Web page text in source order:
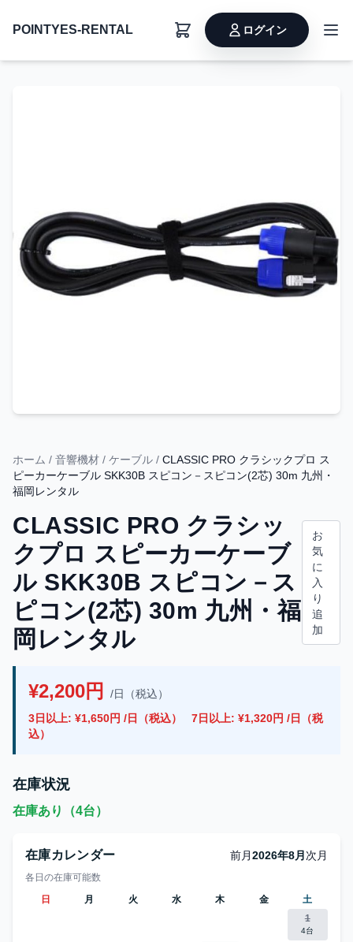
POINTYES-RENTAL ログイン
ホーム / 音響機材 / ケーブル / CLASSIC PRO クラシックプロ ス
ピーカーケーブル SKK30B スピコン－スピコン(2芯) 30m 九州・
福岡レンタル
CLASSIC PRO クラシッ
クプロ スピーカーケーブ
ル SKK30B スピコン－ス
ピコン(2芯) 30m 九州・福
岡レンタル
お
気
に
入
り
追
加
¥2,200円
/日（税込）
3日以上: ¥1,650円 /日（税込）
7日以上: ¥1,320円 /日（税
込）
在庫状況
在庫あり（4台）
在庫カレンダー 前月2026年8月 次月
各日の在庫可能数
日
月 火 水 木 金
土
1
4台